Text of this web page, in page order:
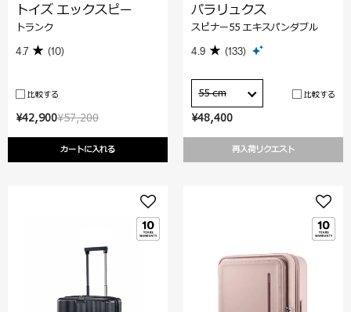
¥57,200
¥42,900
カートに入れる
トイズ エックスピー
トランク
4.7 (10)
比較する
¥48,400
再入荷リクエスト
パラリュクス
スピナー55 エキスパンダブル
4.9 (133)
55 cm 比較する